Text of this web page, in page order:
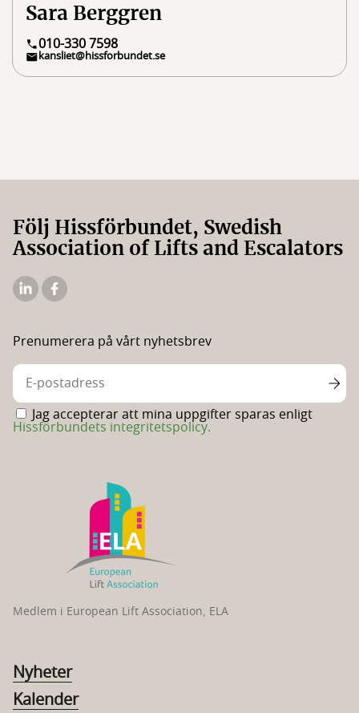
Sara Berggren
010-330 7598
kansliet@hissforbundet.se
Följ Hissförbundet, Swedish
Association of Lifts and Escalators
Medlem i European Lift Association, ELA
Prenumerera på vårt nyhetsbrev
Jag accepterar att mina uppgifter sparas enligt
Hissförbundets integritetspolicy.
Nyheter
Kalender